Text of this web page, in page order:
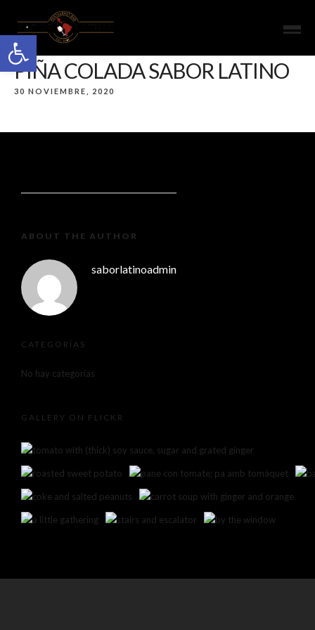
Open toolbar
PIÑA COLADA SABOR LATINO
30 NOVIEMBRE, 2020
ABOUT THE AUTHOR
saborlatinoadmin
CATEGORÍAS
No hay categorías
GALLERY ON FLICKR